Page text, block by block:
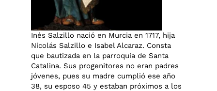
Inés Salzillo nació en Murcia en 1717, hija
Nicolás Salzillo e Isabel Alcaraz. Consta
que bautizada en la parroquia de Santa
Catalina. Sus progenitores no eran padres
jóvenes, pues su madre cumplió ese año
38, su esposo 45 y estaban próximos a los